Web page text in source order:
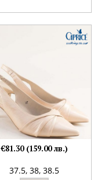
37.5,38,38.5
€81.30 (159.00 лв.)